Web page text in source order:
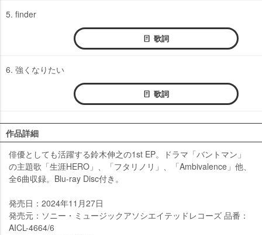
5. finder
歌詞
6. 強くなりたい
歌詞
作品詳細
俳優としても活躍する鈴木伸之の1st EP。ドラマ「バントマン」
の主題歌「生涯HERO」、「フタリノリ」、「Ambivalence」他、
全6曲収録。Blu-ray Disc付き。
発売日：2024年11月27日
発売元：ソニー・ミュージックアソシエイテッドレコーズ 品番：
AICL-4664/6